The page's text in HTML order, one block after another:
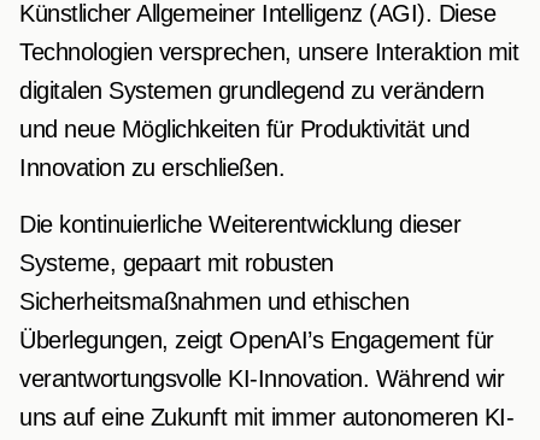
Künstlicher Allgemeiner Intelligenz (AGI). Diese
Technologien versprechen, unsere Interaktion mit
digitalen Systemen grundlegend zu verändern
und neue Möglichkeiten für Produktivität und
Innovation zu erschließen.
Die kontinuierliche Weiterentwicklung dieser
Systeme, gepaart mit robusten
Sicherheitsmaßnahmen und ethischen
Überlegungen, zeigt OpenAI’s Engagement für
verantwortungsvolle KI-Innovation. Während wir
uns auf eine Zukunft mit immer autonomeren KI-